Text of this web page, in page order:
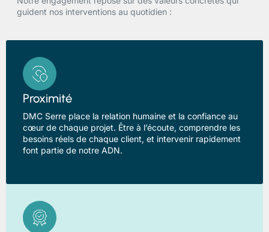
guident nos interventions au quotidien :
Proximité
DMC Serre place la relation humaine et la confiance au
cœur de chaque projet. Être à l’écoute, comprendre les
besoins réels de chaque client, et intervenir rapidement
font partie de notre ADN.